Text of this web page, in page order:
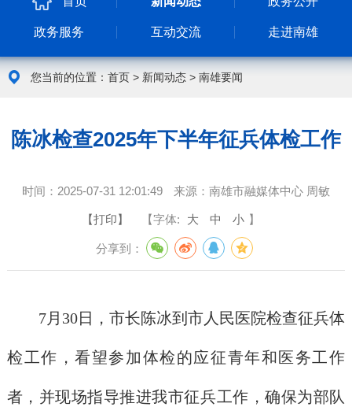
政务服务 互动交流 走进南雄
您当前的位置： 首页> 新闻动态> 南雄要闻
陈冰检查2025年下半年征兵体检工作
时间： 2025-07-31 12:01:49 来源： 南雄市融媒体中心 周敏
【打印】 【字体: 大 中 小 】
分享到：
7月30日，市长陈冰到市人民医院检查征兵体
检工作，看望参加体检的应征青年和医务工作
者，并现场指导推进我市征兵工作，确保为部队